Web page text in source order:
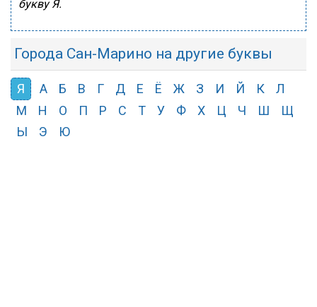
букву Я.
Города Сан-Марино на другие буквы
Я А Б В Г Д Е Ё Ж З И Й К
Л
М
Н О П Р С Т У Ф Х Ц Ч Ш
Щ
Ы
Э Ю